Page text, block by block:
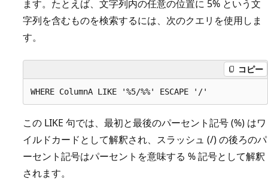
ます。たとえば、文字列内の任意の位置に 5% という文
字列を含むものを検索するには、次のクエリを使用しま
す。
コピー
この LIKE 句では、最初と最後のパーセント記号 (%) はワ
イルドカードとして解釈され、スラッシュ (/) の後ろのパ
ーセント記号はパーセントを意味する % 記号として解釈
されます。